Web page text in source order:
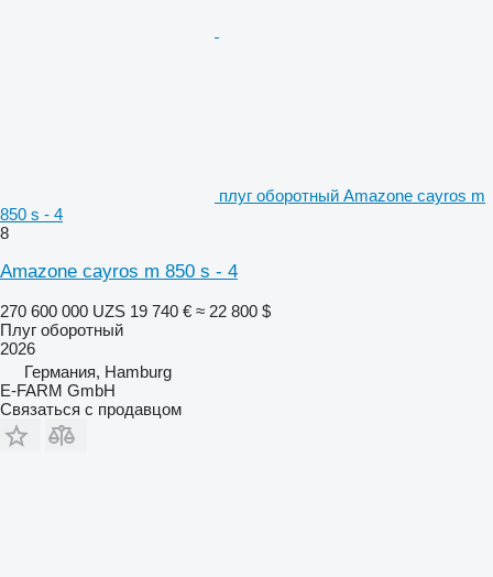
плуг оборотный Amazone cayros m
850 s - 4
8
Amazone cayros m 850 s - 4
270 600 000 UZS 19 740 € ≈ 22 800 $
Плуг оборотный
2026
Германия, Hamburg
E-FARM GmbH
Связаться с продавцом